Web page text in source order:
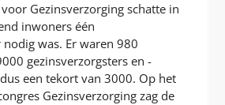
Gezinsverzorging schatte in
inwoners één
was. Er waren 980
gezinsverzorgsters en -
een tekort van 3000. Op het
Gezinsverzorging zag de